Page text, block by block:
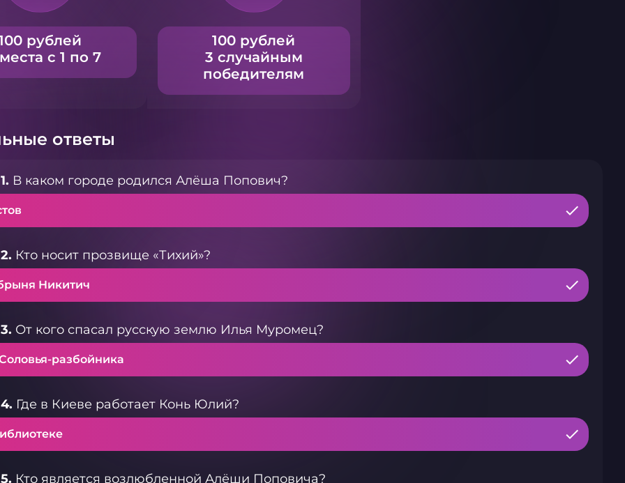
рублей
с 1 по 7
100 рублей
3 случайным
победителям
ответы
В каком городе родился Алёша Попович?
Кто носит прозвище «Тихий»?
Никитич
От кого спасал русскую землю Илья Муромец?
разбойника
Где в Киеве работает Конь Юлий?
Кто является возлюбленной Алёши Поповича?